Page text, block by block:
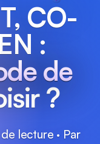
CO-
:
de
?
lecture · Par